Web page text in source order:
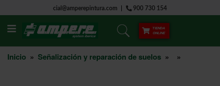
al
contenido
cial@amperepintura.com 900 730 154
TIENDA
ONLINE
Inicio » Señalización y reparación de suelos » »